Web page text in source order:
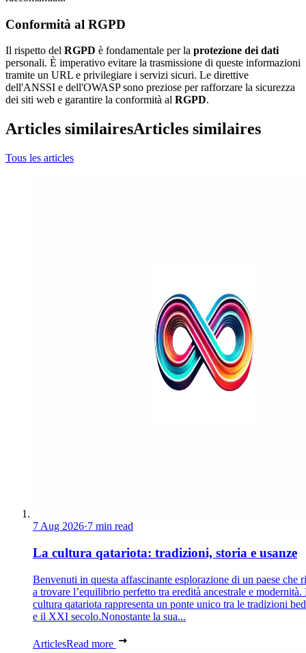
Conformità al RGPD
Il rispetto del RGPD è fondamentale per la protezione dei dati
personali. È imperativo evitare la trasmissione di queste informazioni
tramite un URL e privilegiare i servizi sicuri. Le direttive
dell'ANSSI e dell'OWASP sono preziose per rafforzare la sicurezza
dei siti web e garantire la conformità al RGPD.
Articles similairesArticles similaires
Tous les articles
7 Aug 2026·7 min read
La cultura qatariota: tradizioni, storia e usanze
Benvenuti in questa affascinante esplorazione di un paese che
a trovare l’equilibrio perfetto tra eredità ancestrale e modernità.
cultura qatariota rappresenta un ponte unico tra le tradizioni
e il XXI secolo.Nonostante la sua...
ArticlesRead more